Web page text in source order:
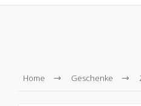
Home Geschenke